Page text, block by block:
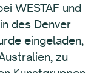
WESTAF und
des Denver
eingeladen,
zu